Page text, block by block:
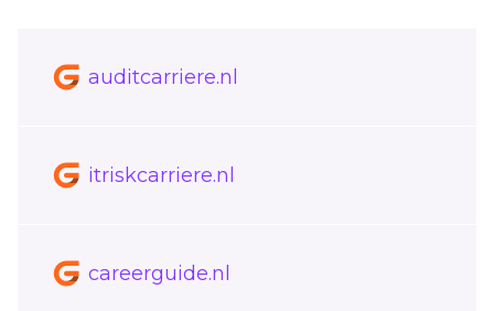
auditcarriere.nl
itriskcarriere.nl
careerguide.nl